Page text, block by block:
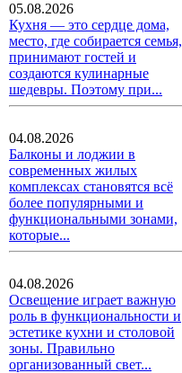
05.08.2026
Кухня — это сердце дома,
место, где собирается семья,
принимают гостей и
создаются кулинарные
шедевры. Поэтому при...
04.08.2026
Балконы и лоджии в
современных жилых
комплексах становятся всё
более популярными и
функциональными зонами,
которые...
04.08.2026
Освещение играет важную
роль в функциональности и
эстетике кухни и столовой
зоны. Правильно
организованный свет...